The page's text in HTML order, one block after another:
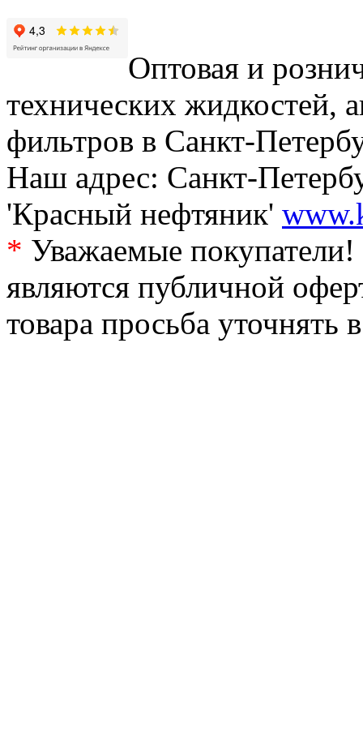
Оптовая и
технических жидкостей,
фильтров в Санкт-
Наш адрес: Санкт-
'Красный нефтяник'
* Уважаемые
являются публичной
товара просьба уточнять